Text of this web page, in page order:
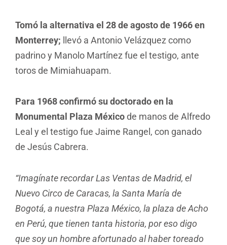
Tomó la alternativa el 28 de agosto de 1966 en
Monterrey; llevó a Antonio Velázquez como
padrino y Manolo Martínez fue el testigo, ante
toros de Mimiahuapam.
Para 1968 confirmó su doctorado en la
Monumental Plaza Méxicode manos de Alfredo
Leal y el testigo fue Jaime Rangel, con ganado
de Jesús Cabrera.
“Imagínate recordar Las Ventas de Madrid, el
Nuevo Circo de Caracas, la Santa María de
Bogotá, a nuestra Plaza México, la plaza de Acho
en Perú, que tienen tanta historia, por eso digo
que soy un hombre afortunado al haber toreado